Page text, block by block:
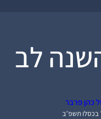
לב
כהן פרבר